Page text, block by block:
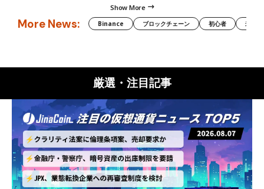
Show More
More News: Binance ブロックチェーン 初心者 米国
厳選・注目記事